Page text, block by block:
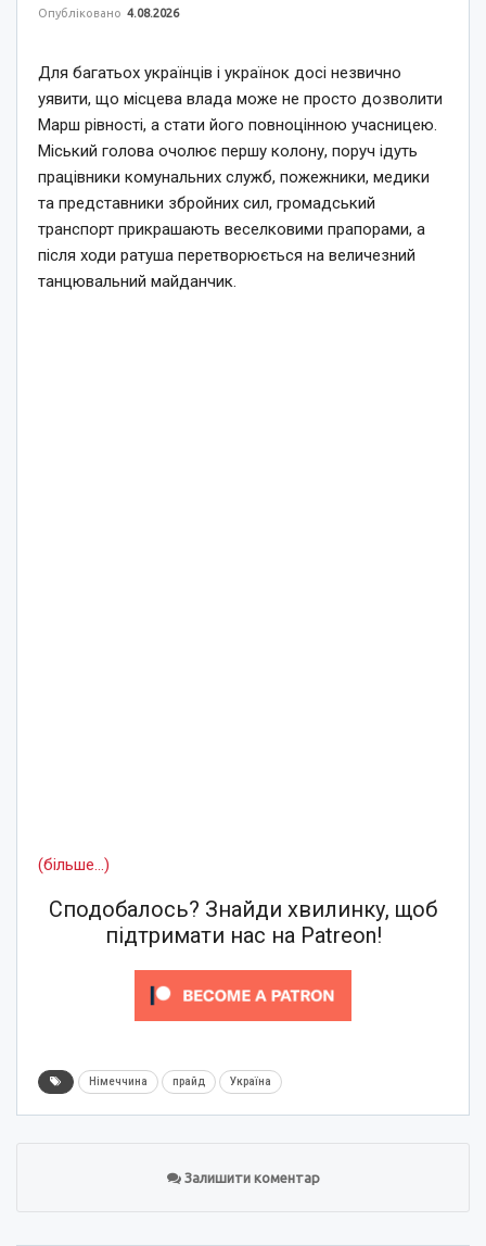
Опубліковано 4.08.2026
Для багатьох українців і українок досі незвично
уявити, що місцева влада може не просто дозволити
Марш рівності, а стати його повноцінною учасницею.
Міський голова очолює першу колону, поруч ідуть
працівники комунальних служб, пожежники, медики
та представники збройних сил, громадський
транспорт прикрашають веселковими прапорами, а
після ходи ратуша перетворюється на величезний
танцювальний майданчик.
(більше…)
Сподобалось? Знайди хвилинку, щоб
підтримати нас на Patreon!
Німеччина прайд Україна
Залишити коментар